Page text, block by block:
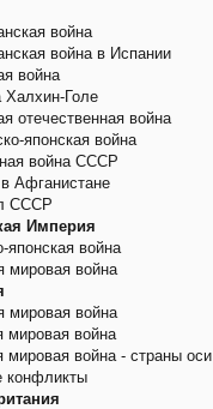
война
война в Испании
война
Голе
отечественная война
японская война
война СССР
Афганистане
СССР
Империя
война
война
война
война
война - страны оси
конфликты